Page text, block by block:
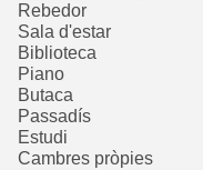
Rebedor
Sala d'estar
Biblioteca
Piano
Butaca
Passadís
Estudi
Cambres pròpies